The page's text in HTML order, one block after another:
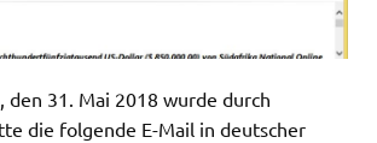
den 31. Mai 2018 wurde durch
die folgende E-Mail in deutscher